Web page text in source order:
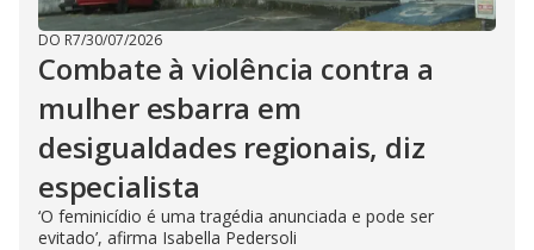
DO R7/30/07/2026
Combate à violência contra a
mulher esbarra em
desigualdades regionais, diz
especialista
‘O feminicídio é uma tragédia anunciada e pode ser
evitado’, afirma Isabella Pedersoli